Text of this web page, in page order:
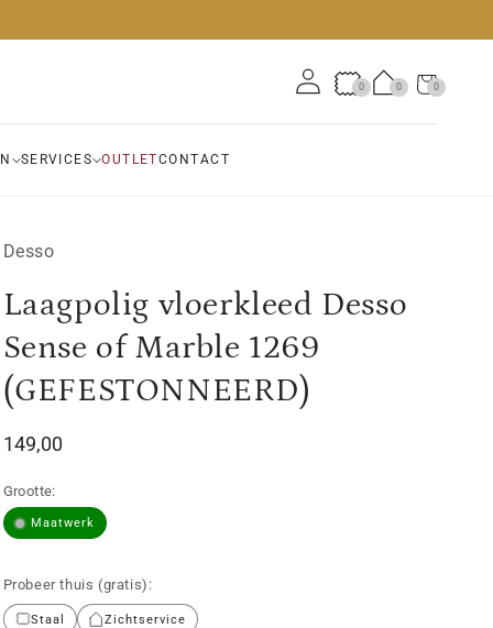
0 0
Winkelwagen
0
0
artikelen
SERVICES OUTLETCONTACT
Desso
Laagpolig vloerkleed Desso
Sense of Marble 1269
(GEFESTONNEERD)
Normale
149,00
Grootte:
Maatwerk
Probeer thuis (gratis):
Staal Zichtservice